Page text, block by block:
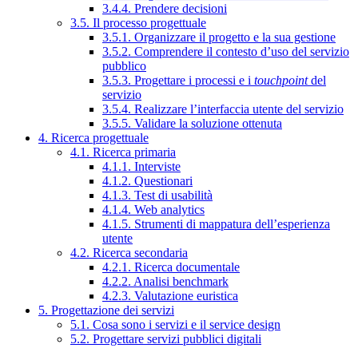
3.4.4. Prendere decisioni
3.5. Il processo progettuale
3.5.1. Organizzare il progetto e la sua gestione
3.5.2. Comprendere il contesto d’uso del servizio
pubblico
3.5.3. Progettare i processi e i touchpointdel
servizio
3.5.4. Realizzare l’interfaccia utente del servizio
3.5.5. Validare la soluzione ottenuta
4. Ricerca progettuale
4.1. Ricerca primaria
4.1.1. Interviste
4.1.2. Questionari
4.1.3. Test di usabilità
4.1.4. Web analytics
4.1.5. Strumenti di mappatura dell’esperienza
utente
4.2. Ricerca secondaria
4.2.1. Ricerca documentale
4.2.2. Analisi benchmark
4.2.3. Valutazione euristica
5. Progettazione dei servizi
5.1. Cosa sono i servizi e il service design
5.2. Progettare servizi pubblici digitali